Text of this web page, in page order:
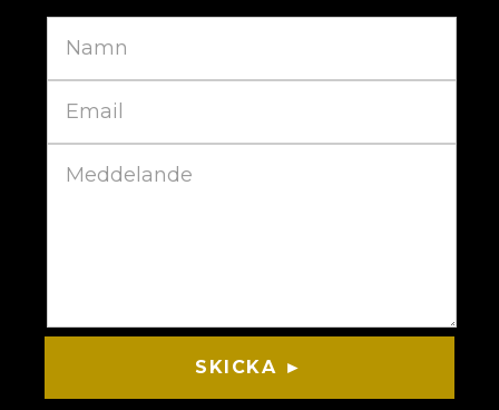
SKICKA ►